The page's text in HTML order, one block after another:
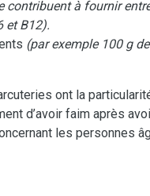
contribuent à fournir
et B12).
(par exemple 100 g
ont la
d’avoir faim après
les personnes